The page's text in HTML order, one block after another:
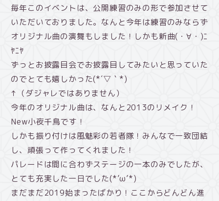
毎年このイベントは、公開練習のみの形で参加させて
いただいておりました。なんと今年は練習のみならず
オリジナル曲の演舞もしました！しかも新曲(・∀・)ﾆ
ﾔﾆﾔ
ずっとお披露目会でお披露目してみたいと思っていた
のでとても嬉しかった(*´▽｀*)
↑（ダジャレではありません）
今年のオリジナル曲は、なんと2013のリメイク！
New小夜千鳥です！
しかも振り付けは風魅彩の若者隊！みんなで一致団結
し、頑張って作ってくれました！
パレードは間に合わずステージの一本のみでしたが、
とても充実した一日でした(*’ω’*)
まだまだ2019始まったばかり！ここからどんどん進